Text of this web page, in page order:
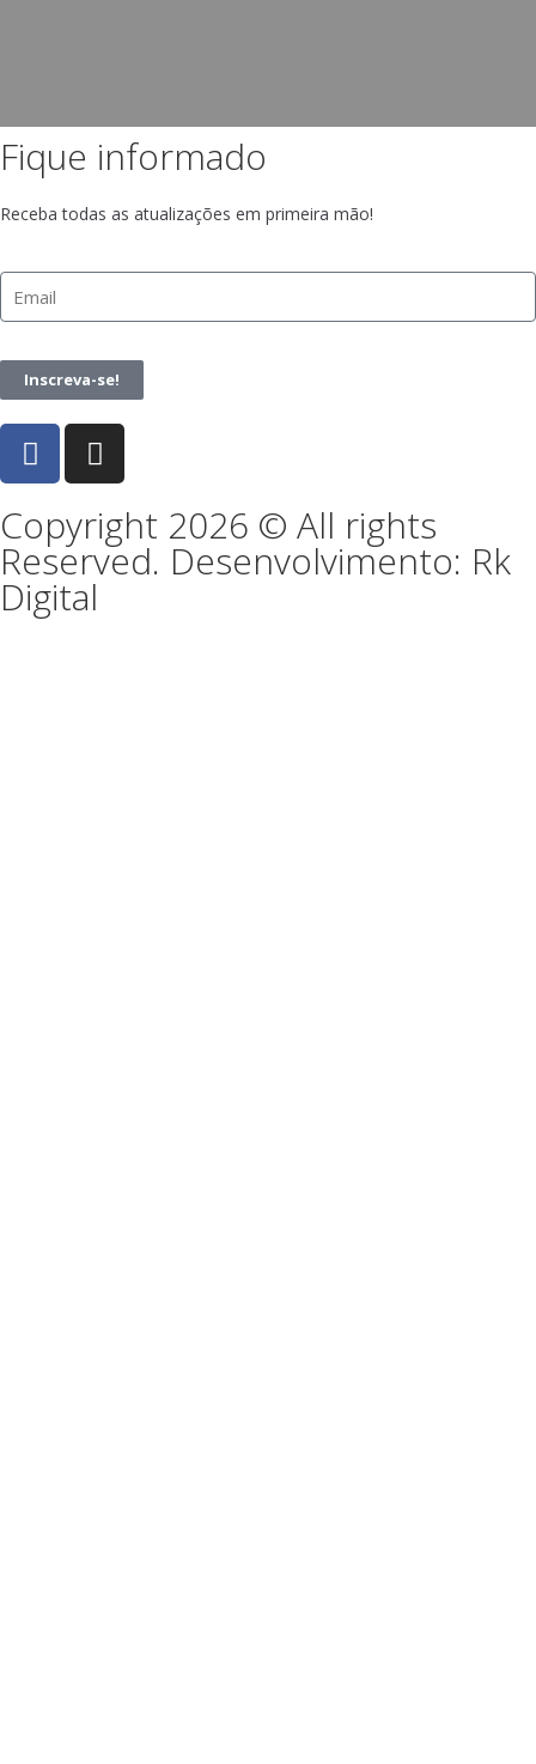
Fique informado
Receba todas as atualizações em primeira mão!
Inscreva-se!
Copyright 2026 © All rights
Reserved. Desenvolvimento: Rk
Digital